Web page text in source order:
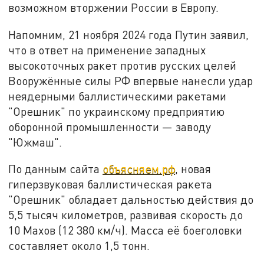
возможном вторжении России в Европу.
Напомним, 21 ноября 2024 года Путин заявил,
что в ответ на применение западных
высокоточных ракет против русских целей
Вооружённые силы РФ впервые нанесли удар
неядерными баллистическими ракетами
"Орешник" по украинскому предприятию
оборонной промышленности — заводу
"Южмаш".
По данным сайта объясняем.рф, новая
гиперзвуковая баллистическая ракета
"Орешник" обладает дальностью действия до
5,5 тысяч километров, развивая скорость до
10 Махов (12 380 км/ч). Масса её боеголовки
составляет около 1,5 тонн.